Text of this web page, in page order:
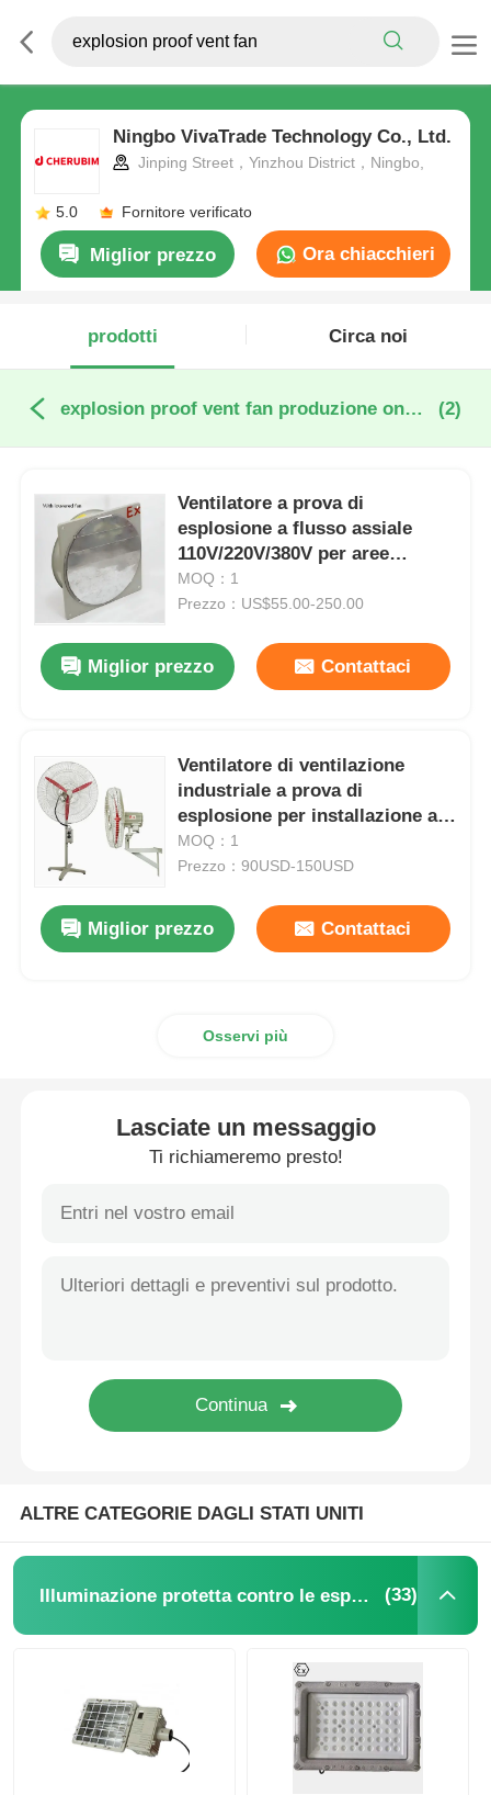
Ningbo VivaTrade Technology Co., Ltd.
Jinping Street，Yinzhou District，Ningbo,
5.0 Fornitore verificato
Miglior prezzo Ora chiacchieri
prodotti Circa noi
explosion proof vent fan produzione online (2)
Ventilatore a prova di
esplosione a flusso assiale
110V/220V/380V per aree
pericolose da petrolio / gas
MOQ：1
Prezzo：US$55.00-250.00
Miglior prezzo Contattaci
Ventilatore di ventilazione
industriale a prova di
esplosione per installazione a
parete/piano
MOQ：1
Prezzo：90USD-150USD
Miglior prezzo Contattaci
Osservi più
Lasciate un messaggio
Ti richiameremo presto!
ALTRE CATEGORIE DAGLI STATI UNITI
Illuminazione protetta contro le esplosioni (33)